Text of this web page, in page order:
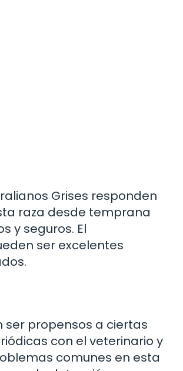
Grises responden
raza desde temprana
y seguros. El
ser excelentes
ser propensos a ciertas
con el veterinario y
comunes en esta